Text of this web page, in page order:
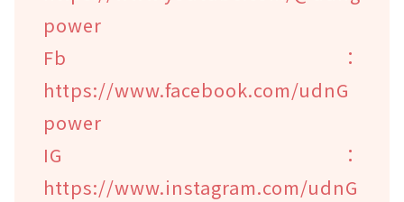
power
Fb：
https://www.facebook.com/udnG
power
IG：
https://www.instagram.com/udnG